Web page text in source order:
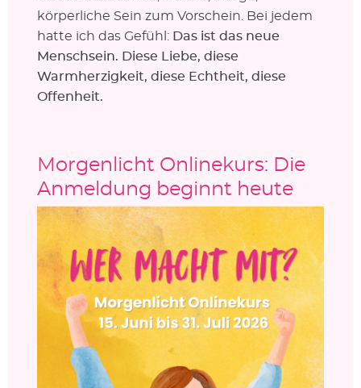
körperliche Sein zum Vorschein. Bei jedem
hatte ich das Gefühl: Das ist das neue
Menschsein. Diese Liebe, diese
Warmherzigkeit, diese Echtheit, diese
Offenheit.
Morgenlicht Onlinekurs: Die
Anmeldung beginnt heute